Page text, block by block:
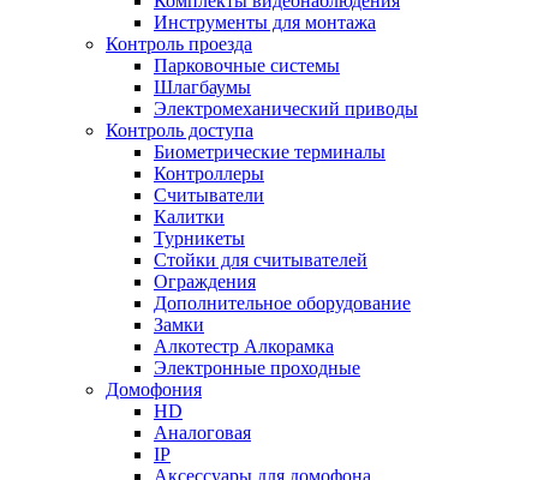
Инструменты для монтажа
Контроль проезда
Парковочные системы
Шлагбаумы
Электромеханический приводы
Контроль доступа
Биометрические терминалы
Контроллеры
Считыватели
Калитки
Турникеты
Стойки для считывателей
Ограждения
Дополнительное оборудование
Замки
Алкотестр Алкорамка
Электронные проходные
Домофония
HD
Аналоговая
IP